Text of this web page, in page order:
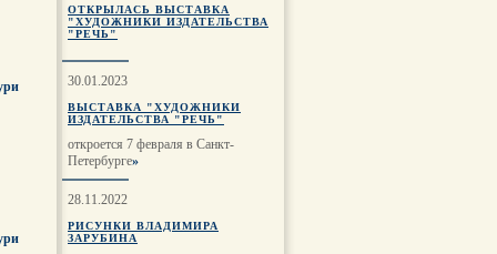
ОТКРЫЛАСЬ ВЫСТАВКА
"ХУДОЖНИКИ ИЗДАТЕЛЬСТВА
"РЕЧЬ"
30.01.2023
ВЫСТАВКА "ХУДОЖНИКИ
ИЗДАТЕЛЬСТВА "РЕЧЬ"
откроется 7 февраля в Санкт-
Петербурге»
28.11.2022
РИСУНКИ ВЛАДИМИРА
ЗАРУБИНА